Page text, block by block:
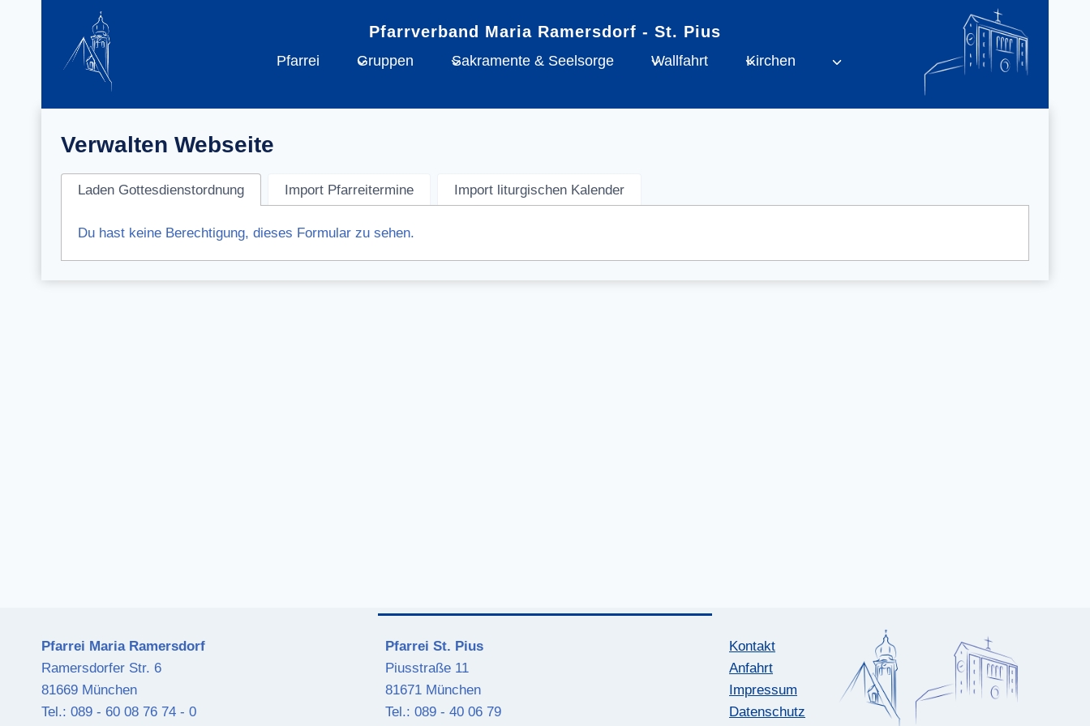
Pfarrei Gruppen Sakramente & Seelsorge Wallfahrt Kirchen
Verwalten Webseite
Laden Gottesdienstordnung Import Pfarreitermine Import liturgischen Kalender
Du hast keine Berechtigung, dieses Formular zu sehen.
Pfarrei Maria Ramersdorf
Ramersdorfer Str. 6
81669 München
Tel.: 089 - 60 08 76 74 - 0
Pfarrei St. Pius
Piusstraße 11
81671 München
Tel.: 089 - 40 06 79
Kontakt
Anfahrt
Impressum
Datenschutz